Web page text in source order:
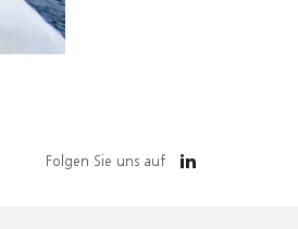
Folgen Sie uns auf